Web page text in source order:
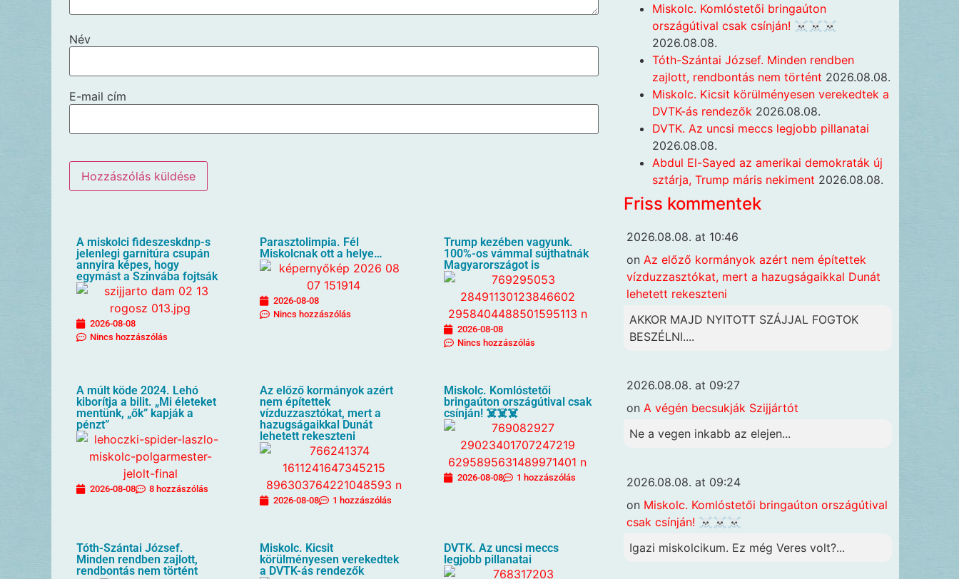
Név
E-mail cím
A miskolci fideszeskdnp-s
jelenlegi garnitúra csupán
annyira képes, hogy
egymást a Szinvába fojtsák
2026-08-08
Nincs hozzászólás
Parasztolimpia. Fél
Miskolcnak ott a helye…
2026-08-08
Nincs hozzászólás
Trump kezében vagyunk.
100%-os vámmal sújthatnák
Magyarországot is
2026-08-08
Nincs hozzászólás
A múlt köde 2024. Lehó
kiborítja a bilit. „Mi életeket
mentünk, „ők” kapják a
pénzt”
2026-08-08 8 hozzászólás
Az előző kormányok azért
nem építettek
vízduzzasztókat, mert a
hazugságaikkal Dunát
lehetett rekeszteni
2026-08-08 1 hozzászólás
Miskolc. Komlóstetői
bringaúton országútival csak
csínján! ☠️☠️☠️
2026-08-08 1 hozzászólás
Tóth-Szántai József.
Minden rendben zajlott,
rendbontás nem történt
Miskolc. Kicsit
körülményesen verekedtek
a DVTK-ás rendezők
DVTK. Az uncsi meccs
legjobb pillanatai
Miskolc. Komlóstetői bringaúton
országútival csak csínján! ☠️☠️☠️
2026.08.08.
Tóth-Szántai József. Minden rendben
zajlott, rendbontás nem történt 2026.08.08.
Miskolc. Kicsit körülményesen verekedtek a
DVTK-ás rendezők 2026.08.08.
DVTK. Az uncsi meccs legjobb pillanatai
2026.08.08.
Abdul El-Sayed az amerikai demokraták új
sztárja, Trump máris nekiment 2026.08.08.
Friss kommentek
2026.08.08. at 10:46
on Az előző kormányok azért nem építettek
vízduzzasztókat, mert a hazugságaikkal Dunát
lehetett rekeszteni
AKKOR MAJD NYITOTT SZÁJJAL FOGTOK
BESZÉLNI....
2026.08.08. at 09:27
on A végén becsukják Szijjártót
Ne a vegen inkabb az elejen...
2026.08.08. at 09:24
on Miskolc. Komlóstetői bringaúton országútival
csak csínján! ☠️☠️☠️
Igazi miskolcikum. Ez még Veres volt?...